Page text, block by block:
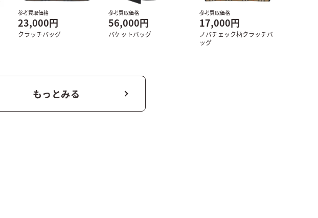
参考買取価格
23,000円
クラッチバッグ
参考買取価格
56,000円
バケットバッグ
参考買取価格
17,000円
ノバチェック柄クラッチバ
ッグ
もっとみる